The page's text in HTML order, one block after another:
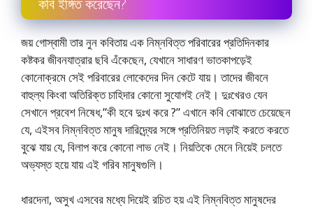
জয় গােস্বামী তার নুন কবিতায় এক নিম্নবিত্ত পরিবারের প্রতিদিনকার
কষ্টকর জীবনযাত্রার ছবি এঁকেছেন, যেখানে সাধারণ ভাতকাপড়েই
কোনােক্রমে সেই পরিবারের লােকেদের দিন কেটে যায়। তাদের জীবনে
বাহুল্য কিংবা অতিরিক্ত চাহিদার কোনাে সুযােগই নেই। দুঃখেরও যেন
সেখানে প্রবেশ নিষেধ,”কী হবে দুঃখ করে ?” এখানে কবি বােঝাতে চেয়েছেন
যে, এইসব নিম্নবিত্ত মানুষ দারিদ্র্যের সঙ্গে প্রতিনিয়ত লড়াই করতে করতে
বুঝে যায় যে, বিলাপ করে কোনাে লাভ নেই। নিয়তিকে মেনে নিয়েই চলতে
অভ্যস্ত হয়ে যায় এই গরিব মানুষগুলি।
ধারদেনা, অসুখ এসবের মধ্যে দিয়েই রচিত হয় এই নিম্নবিত্ত মানুষদের